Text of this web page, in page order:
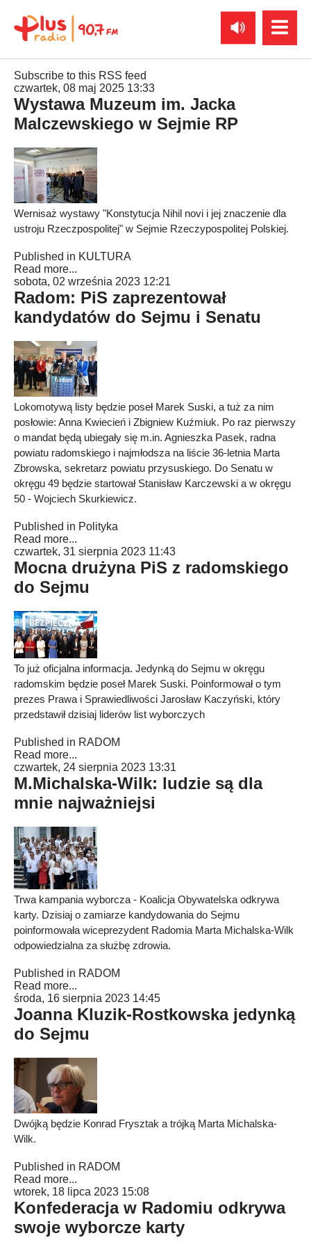
Subscribe to this RSS feed
czwartek, 08 maj 2025 13:33
Wystawa Muzeum im. Jacka
Malczewskiego w Sejmie RP
Wernisaż wystawy "Konstytucja Nihil novi i jej znaczenie dla
ustroju Rzeczpospolitej" w Sejmie Rzeczypospolitej Polskiej.
Published in KULTURA
Read more...
sobota, 02 września 2023 12:21
Radom: PiS zaprezentował
kandydatów do Sejmu i Senatu
Lokomotywą listy będzie poseł Marek Suski, a tuż za nim
posłowie: Anna Kwiecień i Zbigniew Kuźmiuk. Po raz pierwszy
o mandat będą ubiegały się m.in. Agnieszka Pasek, radna
powiatu radomskiego i najmłodsza na liście 36-letnia Marta
Zbrowska, sekretarz powiatu przysuskiego. Do Senatu w
okręgu 49 będzie startował Stanisław Karczewski a w okręgu
50 - Wojciech Skurkiewicz.
Published in Polityka
Read more...
czwartek, 31 sierpnia 2023 11:43
Mocna drużyna PiS z radomskiego
do Sejmu
To już oficjalna informacja. Jedynką do Sejmu w okręgu
radomskim będzie poseł Marek Suski. Poinformował o tym
prezes Prawa i Sprawiedliwości Jarosław Kaczyński, który
przedstawił dzisiaj liderów list wyborczych
Published in RADOM
Read more...
czwartek, 24 sierpnia 2023 13:31
M.Michalska-Wilk: ludzie są dla
mnie najważniejsi
Trwa kampania wyborcza - Koalicja Obywatelska odkrywa
karty. Dzisiaj o zamiarze kandydowania do Sejmu
poinformowała wiceprezydent Radomia Marta Michalska-Wilk
odpowiedzialna za służbę zdrowia.
Published in RADOM
Read more...
środa, 16 sierpnia 2023 14:45
Joanna Kluzik-Rostkowska jedynką
do Sejmu
Dwójką będzie Konrad Frysztak a trójką Marta Michalska-
Wilk.
Published in RADOM
Read more...
wtorek, 18 lipca 2023 15:08
Konfederacja w Radomiu odkrywa
swoje wyborcze karty